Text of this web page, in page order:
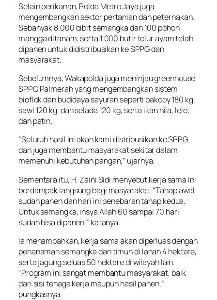
Selain perikanan, Polda Metro Jaya juga
mengembangkan sektor pertanian dan peternakan.
Sebanyak 8.000 bibit semangka dan 100 pohon
mangga ditanam, serta 1.000 butir telur ayam telah
dipanen untuk didistribusikan ke SPPG dan
masyarakat.
Sebelumnya, Wakapolda juga meninjau greenhouse
SPPG Palmerah yang mengembangkan sistem
bioflok dan budidaya sayuran seperti pakcoy 180 kg,
sawi 120 kg, dan selada 120 kg, serta ikan nila, lele,
dan patin.
“Seluruh hasil ini akan kami distribusikan ke SPPG
dan juga membantu masyarakat sekitar dalam
memenuhi kebutuhan pangan,” ujarnya.
Sementara itu, H. Zaini Sidi menyebut kerja sama ini
berdampak langsung bagi masyarakat. “Tahap awal
sudah panen dan hari ini penebaran tahap kedua.
Untuk semangka, insya Allah 60 sampai 70 hari
sudah bisa dipanen,” katanya.
Ia menambahkan, kerja sama akan diperluas dengan
penanaman semangka dan timun di lahan 4 hektare,
serta jagung seluas 50 hektare di wilayah lain.
“Program ini sangat membantu masyarakat, baik
dari sisi tenaga kerja maupun hasil panen,”
pungkasnya.